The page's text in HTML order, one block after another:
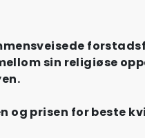
sin religiøse
og prisen for beste